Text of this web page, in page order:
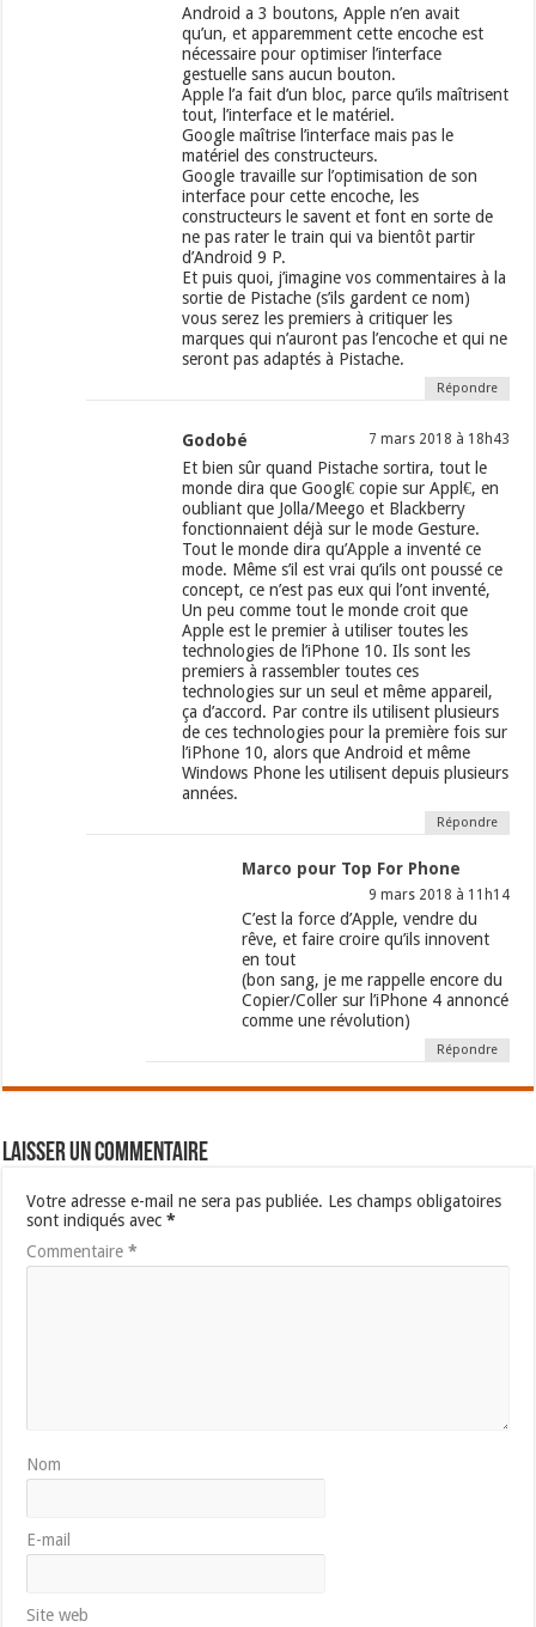
Android a 3 boutons, Apple n’en avait
qu’un, et apparemment cette encoche est
nécessaire pour optimiser l’interface
gestuelle sans aucun bouton.
Apple l’a fait d’un bloc, parce qu’ils maîtrisent
tout, l’interface et le matériel.
Google maîtrise l’interface mais pas le
matériel des constructeurs.
Google travaille sur l’optimisation de son
interface pour cette encoche, les
constructeurs le savent et font en sorte de
ne pas rater le train qui va bientôt partir
d’Android 9 P.
Et puis quoi, j’imagine vos commentaires à la
sortie de Pistache (s’ils gardent ce nom)
vous serez les premiers à critiquer les
marques qui n’auront pas l’encoche et qui ne
seront pas adaptés à Pistache.
Répondre
Godobé 7 mars 2018 à 18h43
Et bien sûr quand Pistache sortira, tout le
monde dira que Googl€ copie sur Appl€, en
oubliant que Jolla/Meego et Blackberry
fonctionnaient déjà sur le mode Gesture.
Tout le monde dira qu’Apple a inventé ce
mode. Même s’il est vrai qu’ils ont poussé ce
concept, ce n’est pas eux qui l’ont inventé,
Un peu comme tout le monde croit que
Apple est le premier à utiliser toutes les
technologies de l’iPhone 10. Ils sont les
premiers à rassembler toutes ces
technologies sur un seul et même appareil,
ça d’accord. Par contre ils utilisent plusieurs
de ces technologies pour la première fois sur
l’iPhone 10, alors que Android et même
Windows Phone les utilisent depuis plusieurs
années.
Répondre
Marco pour Top For Phone
9 mars 2018 à 11h14
C’est la force d’Apple, vendre du
rêve, et faire croire qu’ils innovent
en tout
(bon sang, je me rappelle encore du
Copier/Coller sur l’iPhone 4 annoncé
comme une révolution)
Répondre
Laisser un commentaire
Votre adresse e-mail ne sera pas publiée. Les champs obligatoires
sont indiqués avec*
Commentaire*
Nom
E-mail
Site web